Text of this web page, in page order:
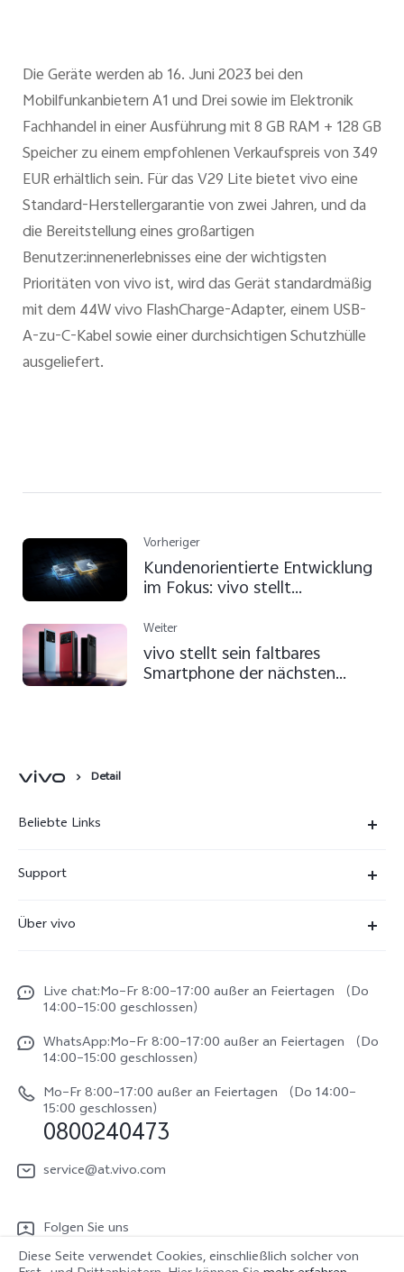
Die Geräte werden ab 16. Juni 2023 bei den
Mobilfunkanbietern A1 und Drei sowie im Elektronik
Fachhandel in einer Ausführung mit 8 GB RAM + 128 GB
Speicher zu einem empfohlenen Verkaufspreis von 349
EUR erhältlich sein. Für das V29 Lite bietet vivo eine
Standard-Herstellergarantie von zwei Jahren, und da
die Bereitstellung eines großartigen
Benutzer:innenerlebnisses eine der wichtigsten
Prioritäten von vivo ist, wird das Gerät standardmäßig
mit dem 44W vivo FlashCharge-Adapter, einem USB-
A-zu-C-Kabel sowie einer durchsichtigen Schutzhülle
ausgeliefert.
Vorheriger
Kundenorientierte Entwicklung
im Fokus: vivo stellt
High-End-Smartphone-Markt
im Jahr 2023 vor
Weiter
vivo stellt sein faltbares
Smartphone der nächsten
Detail
Beliebte Links
X300
V70
V70 FE
Y31e 5G
vivo Buds Air3
Support
Funtouch OS
IMEI-Authentifizierung
System Verbesserung
Reparaturerfassung
Benutzerhandbuch
Log aktualisieren
LUTs für Log-Wiederherstellung
Über vivo
Impressum
Rechtliche Hinweise
vivo Datenschutzcenter
Live chat:Mo–Fr 8:00–17:00 außer an Feiertagen （Do
14:00–15:00 geschlossen）
WhatsApp:Mo–Fr 8:00–17:00 außer an Feiertagen （Do
14:00–15:00 geschlossen）
Mo–Fr 8:00–17:00 außer an Feiertagen （Do 14:00–
15:00 geschlossen）
0800240473
service@at.vivo.com
Folgen Sie uns
Diese Seite verwendet Cookies, einschließlich solcher von